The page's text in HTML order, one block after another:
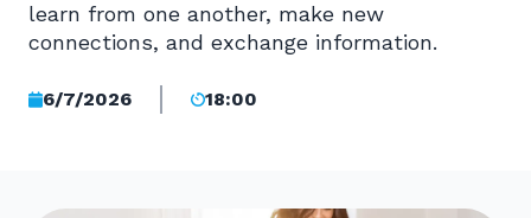
learn from one another, make new
connections, and exchange information.
6/7/2026 18:00